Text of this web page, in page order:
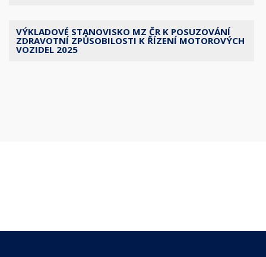
VÝKLADOVÉ STANOVISKO MZ ČR K POSUZOVÁNÍ
ZDRAVOTNÍ ZPŮSOBILOSTI K ŘÍZENÍ MOTOROVÝCH
VOZIDEL 2025